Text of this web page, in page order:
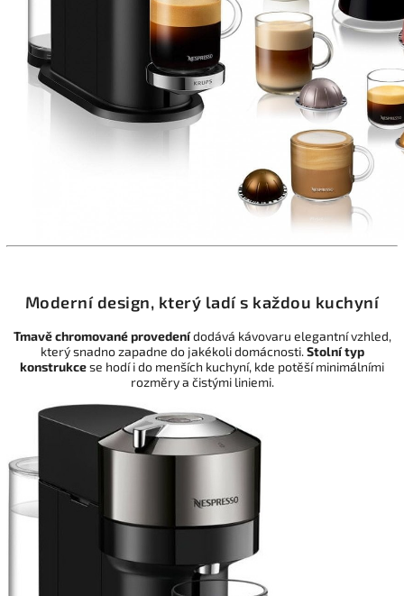
Moderní design, který ladí s každou kuchyní
Tmavě chromované provedenídodává kávovaru elegantní vzhled,
který snadno zapadne do jakékoli domácnosti.Stolní typ
konstrukcese hodí i do menších kuchyní, kde potěší minimálními
rozměry a čistými liniemi.